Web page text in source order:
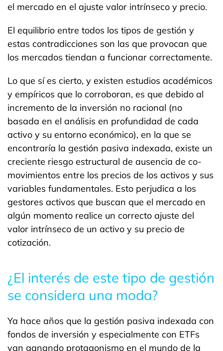
el mercado en el ajuste valor intrínseco y precio.
El equilibrio entre todos los tipos de gestión y
estas contradicciones son las que provocan que
los mercados tiendan a funcionar correctamente.
Lo que sí es cierto, y existen estudios académicos
y empíricos que lo corroboran, es que debido al
incremento de la inversión no racional (no
basada en el análisis en profundidad de cada
activo y su entorno económico), en la que se
encontraría la gestión pasiva indexada, existe un
creciente riesgo estructural de ausencia de co-
movimientos entre los precios de los activos y sus
variables fundamentales. Esto perjudica a los
gestores activos que buscan que el mercado en
algún momento realice un correcto ajuste del
valor intrínseco de un activo y su precio de
cotización.
¿El interés de este tipo de gestión
se considera una moda?
Ya hace años que la gestión pasiva indexada con
fondos de inversión y especialmente con ETFs
van ganando protagonismo en el mundo de la